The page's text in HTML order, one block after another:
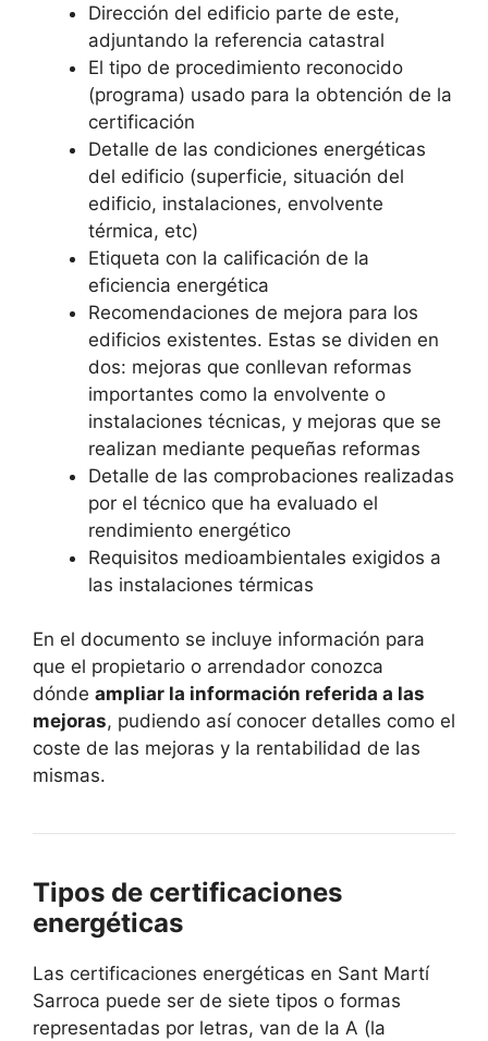
Dirección del edificio parte de este,
adjuntando la referencia catastral
El tipo de procedimiento reconocido
(programa) usado para la obtención de la
certificación
Detalle de las condiciones energéticas
del edificio (superficie, situación del
edificio, instalaciones, envolvente
térmica, etc)
Etiqueta con la calificación de la
eficiencia energética
Recomendaciones de mejora para los
edificios existentes. Estas se dividen en
dos: mejoras que conllevan reformas
importantes como la envolvente o
instalaciones técnicas, y mejoras que se
realizan mediante pequeñas reformas
Detalle de las comprobaciones realizadas
por el técnico que ha evaluado el
rendimiento energético
Requisitos medioambientales exigidos a
las instalaciones térmicas
En el documento se incluye información para
que el propietario o arrendador conozca
dónde ampliar la información referida a las
mejoras, pudiendo así conocer detalles como el
coste de las mejoras y la rentabilidad de las
mismas.
Tipos de certificaciones
energéticas
Las certificaciones energéticas en Sant Martí
Sarroca puede ser de siete tipos o formas
representadas por letras, van de la A (la